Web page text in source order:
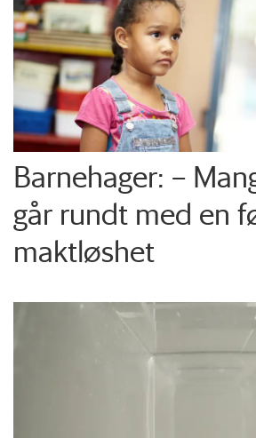
Barnehager: –
går rundt med en
maktløshet